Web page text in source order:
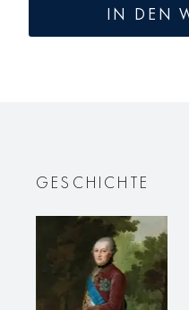
KURLAND
IN DEN
GESCHICHTE